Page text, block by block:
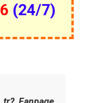
(24/7)